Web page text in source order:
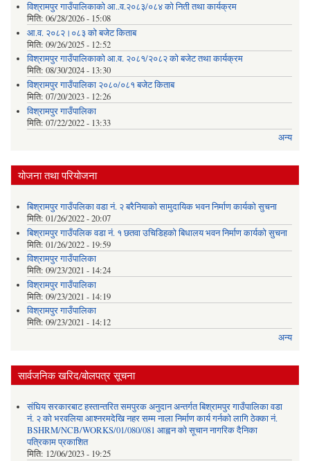
विश्रामपुर गाउँपालिकाको आ..व.२०८३/०८४ को निती तथा कार्यक्रम
मिति: 06/28/2026 - 15:08
आ.व. २०८२।०८३ को बजेट किताब
मिति: 09/26/2025 - 12:52
विश्रामपुर गाउँपालिकाको आ.व. २०८१/२०८२ को बजेट तथा कार्यक्रम
मिति: 08/30/2024 - 13:30
विश्रामपुर गाउँपालिका २०८०/०८१ बजेट किताब
मिति: 07/20/2023 - 12:26
विश्रामपुर गाउँपालिका
मिति: 07/22/2022 - 13:33
अन्य
योजना तथा परियोजना
बिश्रामपुर गाउँपलिका वडा नं. २ बरैनियाको सामुदायिक भवन निर्माण कार्यको सुचना
मिति: 01/26/2022 - 20:07
बिश्रामपुर गाउँपलिक वडा नं. १ छतवा उचिडिहको बिधालय भवन निर्माण कार्यको सुचना
मिति: 01/26/2022 - 19:59
विश्रामपुर गाउँपालिका
मिति: 09/23/2021 - 14:24
विश्रामपुर गाउँपालिका
मिति: 09/23/2021 - 14:19
विश्रामपुर गाउँपालिका
मिति: 09/23/2021 - 14:12
अन्य
सार्वजनिक खरिद/बोलपत्र सूचना
संघिय सरकारबाट हस्तान्तरित समपुरक अनुदान अन्तर्गत बिश्रामपुर गाउँपालिका वडा
नं. २ को भरवलिया आश्नरमदेखि नहर सम्म नाला निर्माण कार्य गर्नको लागि ठेक्का नं.
BSHRM/NCB/WORKS/01/080/081 आह्वन को सूचान नागरिक दैनिका
पत्रिकाम प्रकाशित
मिति: 12/06/2023 - 19:25